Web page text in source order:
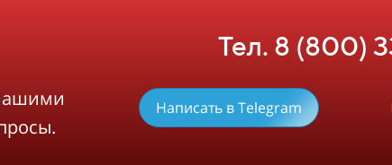
Тел. 8 (800)
Написать в Telegram